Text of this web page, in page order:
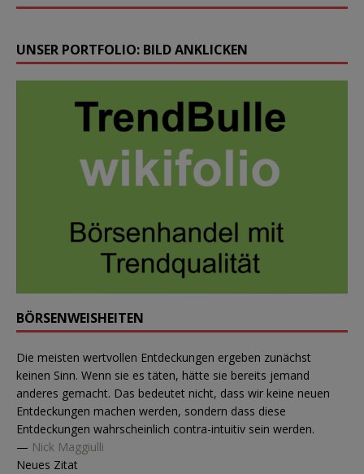
UNSER PORTFOLIO: BILD ANKLICKEN
BÖRSENWEISHEITEN
Die meisten wertvollen Entdeckungen ergeben zunächst
keinen Sinn. Wenn sie es täten, hätte sie bereits jemand
anderes gemacht. Das bedeutet nicht, dass wir keine neuen
Entdeckungen machen werden, sondern dass diese
Entdeckungen wahrscheinlich contra-intuitiv sein werden.
— Nick Maggiulli
Neues Zitat